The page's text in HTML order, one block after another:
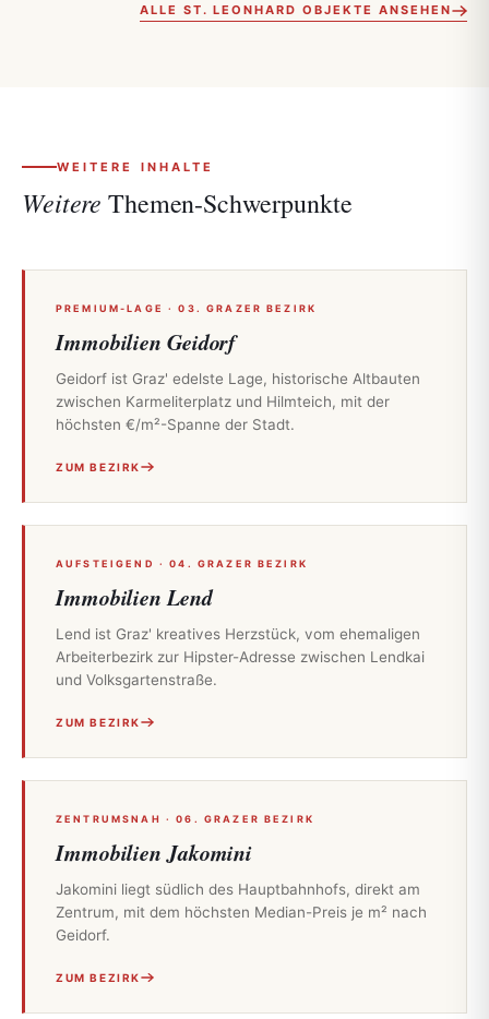
ALLE ST. LEONHARD OBJEKTE ANSEHEN
WEITERE INHALTE
WeitereThemen-Schwerpunkte
PREMIUM-LAGE · 03. GRAZER BEZIRK
Immobilien Geidorf
Geidorf ist Graz' edelste Lage, historische Altbauten
zwischen Karmeliterplatz und Hilmteich, mit der
höchsten €/m²-Spanne der Stadt.
ZUM BEZIRK
AUFSTEIGEND · 04. GRAZER BEZIRK
Immobilien Lend
Lend ist Graz' kreatives Herzstück, vom ehemaligen
Arbeiterbezirk zur Hipster-Adresse zwischen Lendkai
und Volksgartenstraße.
ZUM BEZIRK
ZENTRUMSNAH · 06. GRAZER BEZIRK
Immobilien Jakomini
Jakomini liegt südlich des Hauptbahnhofs, direkt am
Zentrum, mit dem höchsten Median-Preis je m² nach
Geidorf.
ZUM BEZIRK